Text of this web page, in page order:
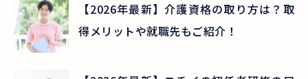
【2026年最新】介護資格の取り方は？取
得メリットや就職先もご紹介！